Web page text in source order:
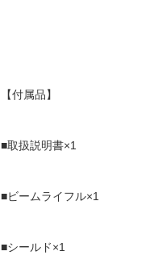
【付属品】
■取扱説明書×1
■ビームライフル×1
■シールド×1